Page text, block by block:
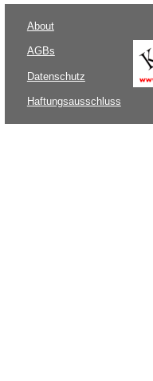
About
AGBs
Datenschutz
Haftungsausschluss